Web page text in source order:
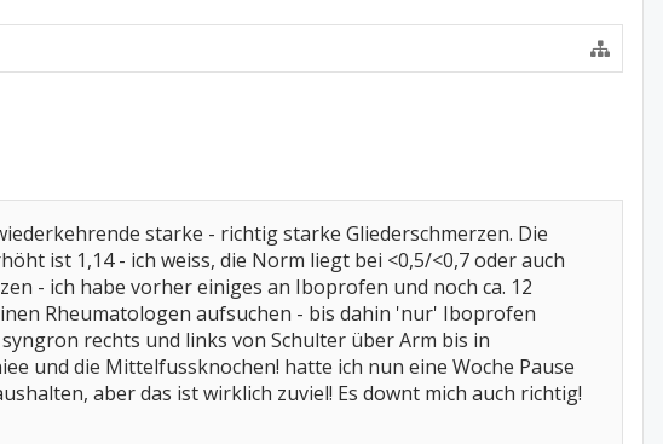
starke - richtig starke Gliederschmerzen. Die
ist 1,14 - ich weiss, die Norm liegt bei <0,5/<0,7 oder auch
- ich habe vorher einiges an Iboprofen und noch ca. 12
Rheumatologen aufsuchen - bis dahin 'nur' Iboprofen
rechts und links von Schulter über Arm bis in
und die Mittelfussknochen! hatte ich nun eine Woche Pause
aber das ist wirklich zuviel! Es downt mich auch richtig!